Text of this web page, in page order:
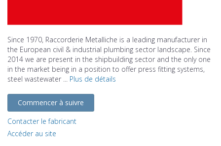
Since 1970, Raccorderie Metalliche is a leading manufacturer in
the European civil & industrial plumbing sector landscape. Since
2014 we are present in the shipbuilding sector and the only one
in the market being in a position to offer press fitting systems,
steel wastewater ... Plus de détails
Commencer à suivre
Contacter le fabricant
Accéder au site